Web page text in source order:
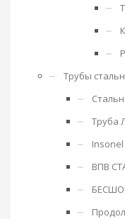
Трубы
Труба
ВПВ